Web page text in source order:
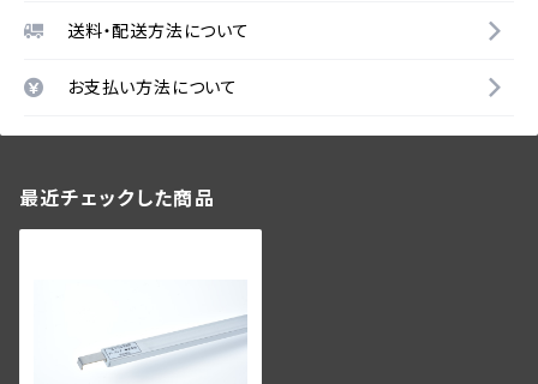
送料・配送方法について
お支払い方法について
最近チェックした商品